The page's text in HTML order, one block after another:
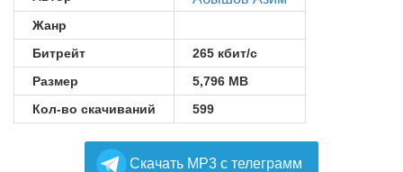
Жанр
Битрейт
265 кбит/с
Размер
5,796 MB
Кол-во скачиваний
599
Cкачать MP3 с телеграмм